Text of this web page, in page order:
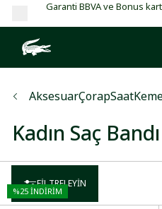
Garanti BBVA ve Bonus
AksesuarÇorapSaat
FILTRELEYIN
%25 İNDİRİM